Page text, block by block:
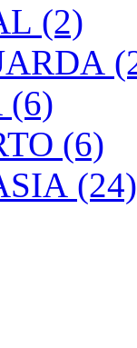
(2)
(6)
(6)
(24)